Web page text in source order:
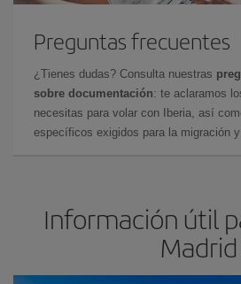
Preguntas frecuentes
¿Tienes dudas? Consulta nuestras
sobre documentación: te aclaramos
necesitas para volar con Iberia, así
específicos exigidos para la migración
Información útil
Madrid